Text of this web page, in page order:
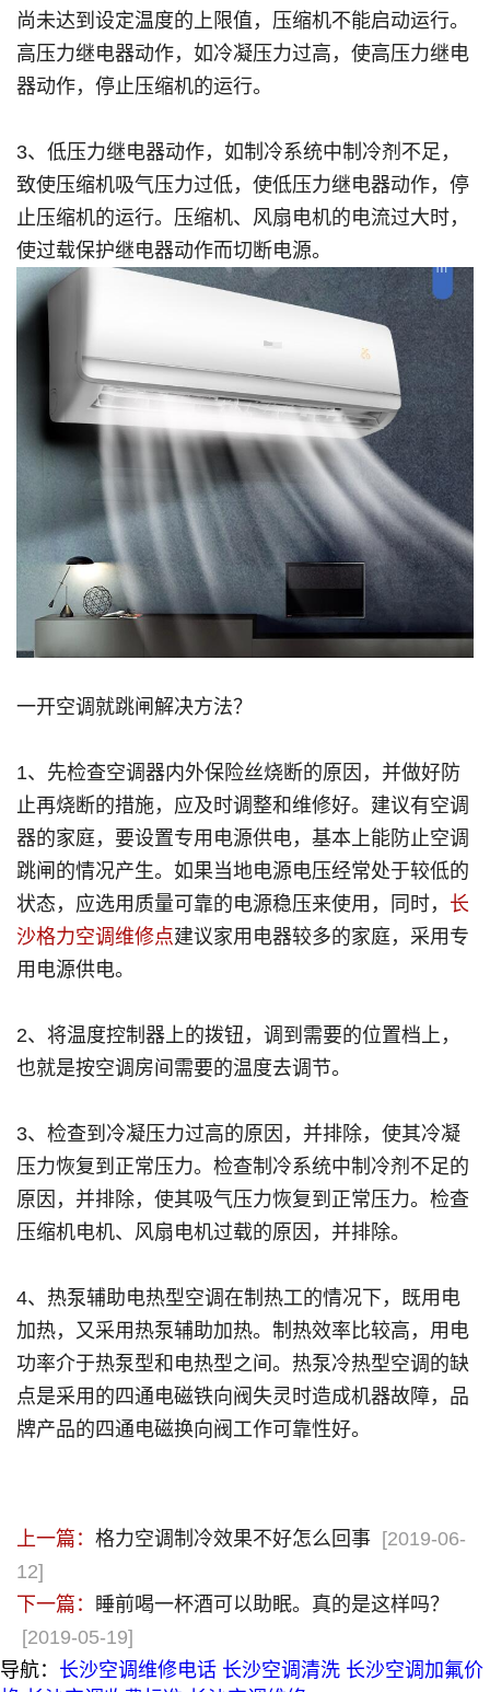
尚未达到设定温度的上限值，压缩机不能启动运行。
高压力继电器动作，如冷凝压力过高，使高压力继电
器动作，停止压缩机的运行。
3、低压力继电器动作，如制冷系统中制冷剂不足，
致使压缩机吸气压力过低，使低压力继电器动作，停
止压缩机的运行。压缩机、风扇电机的电流过大时，
使过载保护继电器动作而切断电源。
一开空调就跳闸解决方法？
1、先检查空调器内外保险丝烧断的原因，并做好防
止再烧断的措施，应及时调整和维修好。建议有空调
器的家庭，要设置专用电源供电，基本上能防止空调
跳闸的情况产生。如果当地电源电压经常处于较低的
状态，应选用质量可靠的电源稳压来使用，同时， 长
沙格力空调维修点建议家用电器较多的家庭，采用专
用电源供电。
2、将温度控制器上的拨钮，调到需要的位置档上，
也就是按空调房间需要的温度去调节。
3、检查到冷凝压力过高的原因，并排除，使其冷凝
压力恢复到正常压力。检查制冷系统中制冷剂不足的
原因，并排除，使其吸气压力恢复到正常压力。检查
压缩机电机、风扇电机过载的原因，并排除。
4、热泵辅助电热型空调在制热工的情况下，既用电
加热，又采用热泵辅助加热。制热效率比较高，用电
功率介于热泵型和电热型之间。热泵冷热型空调的缺
点是采用的四通电磁铁向阀失灵时造成机器故障，品
牌产品的四通电磁换向阀工作可靠性好。
上一篇： 格力空调制冷效果不好怎么回事 [2019-06-
12]
下一篇：
睡前喝一杯酒可以助眠。真的是这样吗？
[2019-05-19]
导航： 长沙空调维修电话 长沙空调清洗 长沙空调加氟价